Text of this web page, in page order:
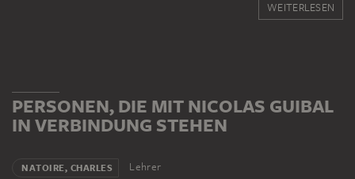
Dort sollte die Zusammenarbeit mit Anton-Raphael
als nachahmungswürdig und haben seine künstlerische
Arbeit nachhaltig beeinflusst. Nach Stuttgart
zurückgekehrt, wurde Guibal 1755 zum Hofmaler
Schlösser in Ludwigsburg und Stuttgart beteiligt. Seit
WEITERLESEN
PERSONEN, DIE MIT NICOLAS GUIBAL
IN VERBINDUNG STEHEN
NATOIRE, CHARLES Lehrer